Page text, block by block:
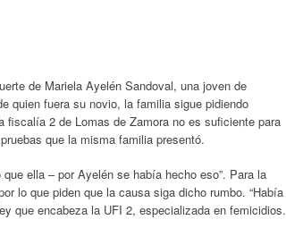
de Mariela Ayelén Sandoval, una joven de
quien fuera su novio, la familia sigue pidiendo
2 de Lomas de Zamora no es suficiente para
que la misma familia presentó.
ella – por Ayelén se había hecho eso”. Para la
lo que piden que la causa siga dicho rumbo. “Había
que encabeza la UFI 2, especializada en femicidios.